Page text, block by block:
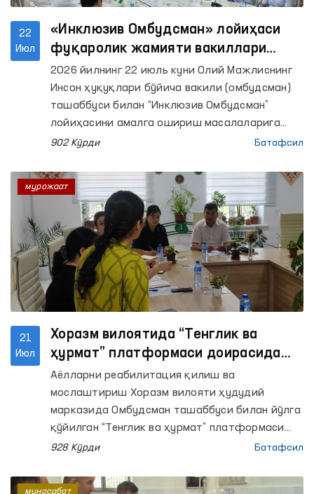
22
Июл
«Инклюзив Омбудсман» лойиҳаси
фуқаролик жамияти вакиллари
билан муҳокама қилинди
2026 йилнинг 22 июль куни Олий Мажлиснинг
Инсон ҳуқуқлари бўйича вакили (омбудсман)
ташаббуси билан “Инклюзив Омбудсман”
лойиҳасини амалга ошириш масалаларига
бағишланган очиқ мулоқот ўтказилди.
902 Кўрди Батафсил
21
Июл
Хоразм вилоятида “Тенглик ва
ҳурмат” платформаси доирасида
аёллар мурожаатлари ўрганилди ва
ҳал этилди
Аёлларни реабилитация қилиш ва
мослаштириш Хоразм вилояти ҳудудий
марказида Омбудсман ташаббуси билан йўлга
қўйилган “Тенглик ва ҳурмат” платформаси
доирасида Ҳуқуқий ёрдам автобуси тадбири
928 Кўрди Батафсил
мурожаат
муносабат